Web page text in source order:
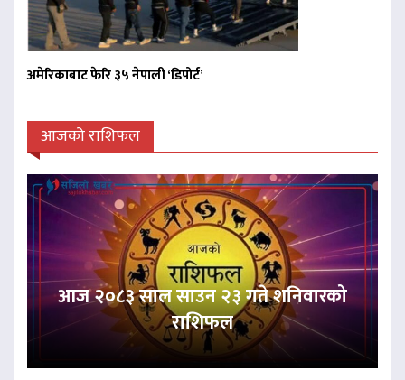
अमेरिकाबाट फेरि ३५ नेपाली ‘डिपोर्ट’
आजको राशिफल
आज २०८३ साल साउन २३ गते शनिवारको
राशिफल